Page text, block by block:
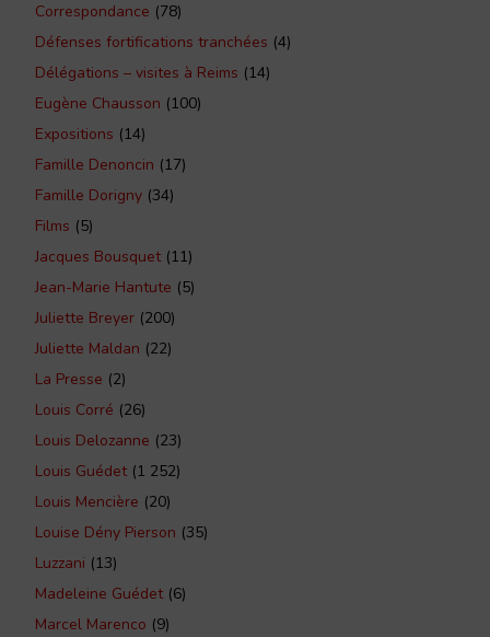
Correspondance (78)
Défenses fortifications tranchées (4)
Délégations – visites à Reims (14)
Eugène Chausson (100)
Expositions (14)
Famille Denoncin (17)
Famille Dorigny (34)
Films (5)
Jacques Bousquet(11)
Jean-Marie Hantute (5)
Juliette Breyer (200)
Juliette Maldan (22)
La Presse (2)
Louis Corré (26)
Louis Delozanne (23)
Louis Guédet(1 252)
Louis Mencière (20)
Louise Dény Pierson (35)
Luzzani (13)
Madeleine Guédet(6)
Marcel Marenco (9)